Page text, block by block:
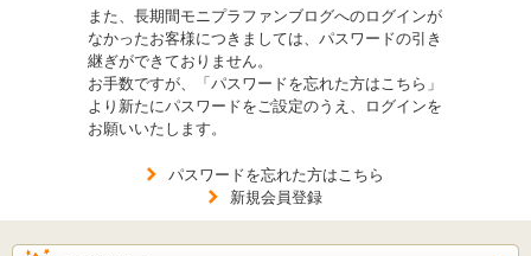
また、長期間モニプラファンブログへのログインが
なかったお客様につきましては、パスワードの引き
継ぎができておりません。
お手数ですが、「パスワードを忘れた方はこちら」
より新たにパスワードをご設定のうえ、ログインを
お願いいたします。
パスワードを忘れた方はこちら
新規会員登録